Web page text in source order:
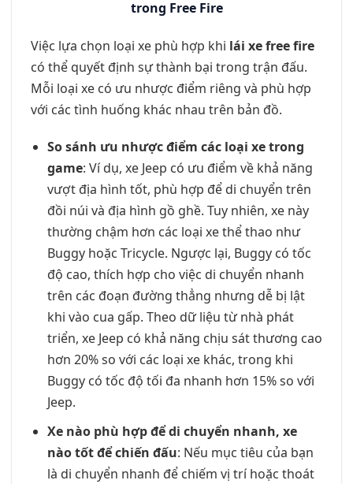
trong Free Fire
Việc lựa chọn loại xe phù hợp khi lái xe free fire
có thể quyết định sự thành bại trong trận đấu.
Mỗi loại xe có ưu nhược điểm riêng và phù hợp
với các tình huống khác nhau trên bản đồ.
So sánh ưu nhược điểm các loại xe trong
game: Ví dụ, xe Jeep có ưu điểm về khả năng
vượt địa hình tốt, phù hợp để di chuyển trên
đồi núi và địa hình gồ ghề. Tuy nhiên, xe này
thường chậm hơn các loại xe thể thao như
Buggy hoặc Tricycle. Ngược lại, Buggy có tốc
độ cao, thích hợp cho việc di chuyển nhanh
trên các đoạn đường thẳng nhưng dễ bị lật
khi vào cua gấp. Theo dữ liệu từ nhà phát
triển, xe Jeep có khả năng chịu sát thương cao
hơn 20% so với các loại xe khác, trong khi
Buggy có tốc độ tối đa nhanh hơn 15% so với
Jeep.
Xe nào phù hợp để di chuyển nhanh, xe
nào tốt để chiến đấu: Nếu mục tiêu của bạn
là di chuyển nhanh để chiếm vị trí hoặc thoát